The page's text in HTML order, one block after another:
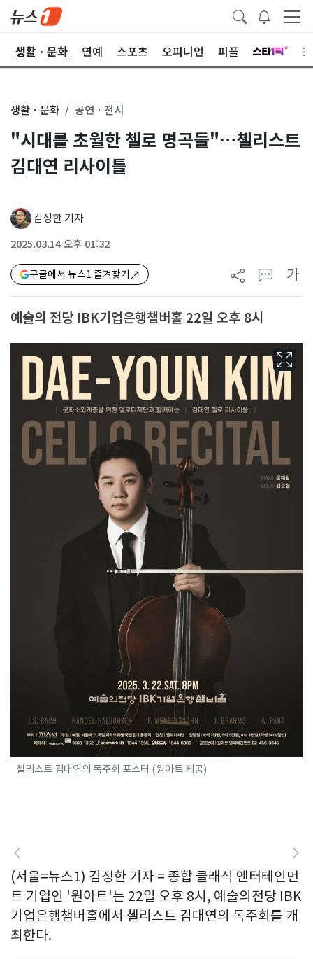
생활ㆍ문화 연예 스포츠 오피니언 피플
생활ㆍ문화 공연ㆍ전시
"시대를 초월한 첼로 명곡들"…첼리스트
김대연 리사이틀
김정한 기자
2025.03.14 오후 01:32
구글에서 뉴스1 즐겨찾기 가
예술의 전당 IBK기업은행챔버홀 22일 오후 8시
첼리스트 김대연의 독주회 포스터 (원아트 제공)
(서울=뉴스1) 김정한 기자 = 종합 클래식 엔터테인먼
트 기업인 '원아트'는 22일 오후 8시, 예술의전당 IBK
기업은행챔버홀에서 첼리스트 김대연의 독주회를 개
최한다.